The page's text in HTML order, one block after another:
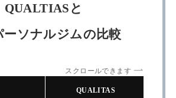
QUALTIASと
ーソナルジムの比較
スクロールできます
QUALITAS